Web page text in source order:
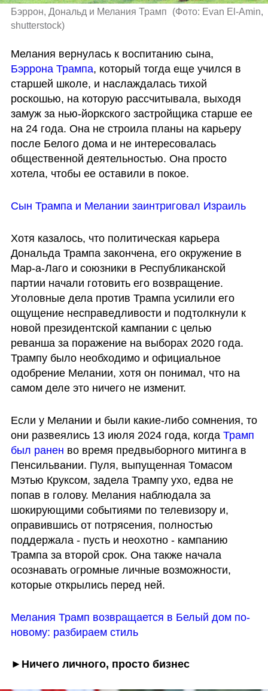
Бэррон, Дональд и Мелания Трамп (Фото: Evan El-Amin,
shutterstock)
Бэррона Трампа, который тогда еще учился в
старшей школе, и наслаждалась тихой
роскошью, на которую рассчитывала, выходя
замуж за нью-йоркского застройщика старше ее
на 24 года. Она не строила планы на карьеру
после Белого дома и не интересовалась
общественной деятельностью. Она просто
хотела, чтобы ее оставили в покое.
Сын Трампа и Мелании заинтриговал Израиль
Хотя казалось, что политическая карьера
Дональда Трампа закончена, его окружение в
Мар-а-Лаго и союзники в Республиканской
партии начали готовить его возвращение.
Уголовные дела против Трампа усилили его
ощущение несправедливости и подтолкнули к
новой президентской кампании с целью
реванша за поражение на выборах 2020 года.
Трампу было необходимо и официальное
одобрение Мелании, хотя он понимал, что на
самом деле это ничего не изменит.
Если у Мелании и были какие-либо сомнения, то
они развеялись 13 июля 2024 года, когда Трамп
был ранен во время предвыборного митинга в
Пенсильвании. Пуля, выпущенная Томасом
Мэтью Круксом, задела Трампу ухо, едва не
попав в голову. Мелания наблюдала за
шокирующими событиями по телевизору и,
оправившись от потрясения, полностью
поддержала - пусть и неохотно - кампанию
Трампа за второй срок. Она также начала
осознавать огромные личные возможности,
которые открылись перед ней.
Мелания Трамп возвращается в Белый дом по-
новому: разбираем стиль
►Ничего личного, просто бизнес